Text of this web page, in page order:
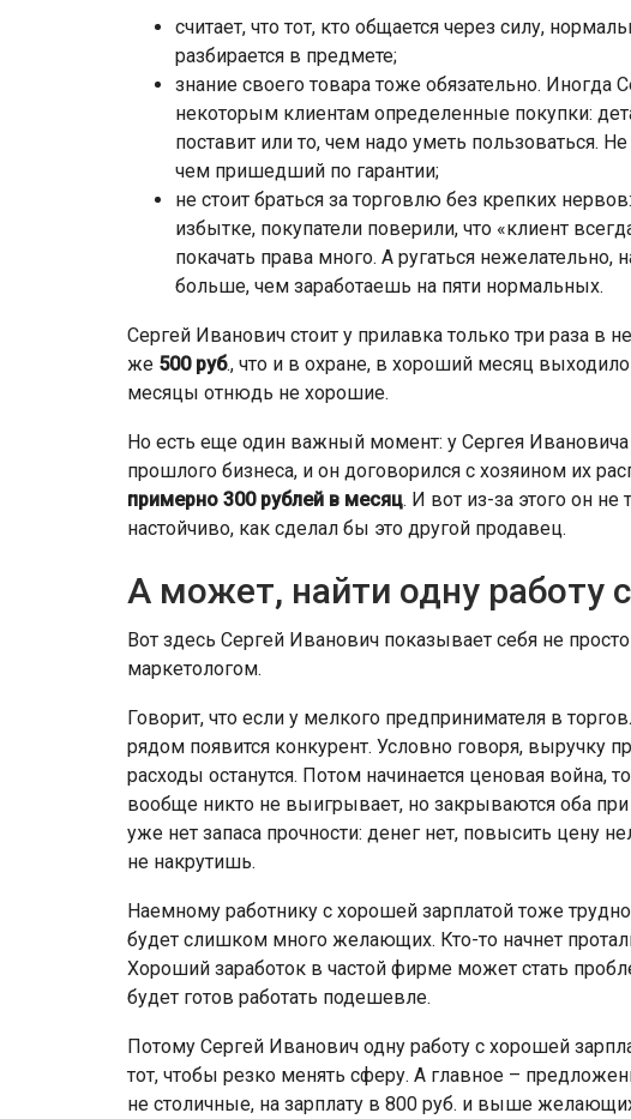
считает, что тот, кто общается через силу,
разбирается в предмете;
знание своего товара тоже обязательно. Иногда
некоторым клиентам определенные покупки:
поставит или то, чем надо уметь пользоваться.
чем пришедший по гарантии;
не стоит браться за торговлю без крепких
избытке, покупатели поверили, что «клиент
покачать права много. А ругаться
больше, чем заработаешь на пяти нормальных.
Сергей Иванович стоит у прилавка только три раза в
же 500 руб., что и в охране, в хороший месяц
месяцы отнюдь не хорошие.
Но есть еще один важный момент: у Сергея Ивановича
прошлого бизнеса, и он договорился с хозяином их
примерно 300 рублей в месяц. И вот из-за этого он
настойчиво, как сделал бы это другой продавец.
А может, найти одну работу
Вот здесь Сергей Иванович показывает себя не
маркетологом.
Говорит, что если у мелкого предпринимателя в
рядом появится конкурент. Условно говоря, выручку
расходы останутся. Потом начинается ценовая
вообще никто не выигрывает, но закрываются оба
уже нет запаса прочности: денег нет, повысить цену
не накрутишь.
Наемному работнику с хорошей зарплатой тоже
будет слишком много желающих. Кто-то начнет
Хороший заработок в частой фирме может стать
будет готов работать подешевле.
Потому Сергей Иванович одну работу с хорошей
тот, чтобы резко менять сферу. А главное –
не столичные, на зарплату в 800 руб. и выше